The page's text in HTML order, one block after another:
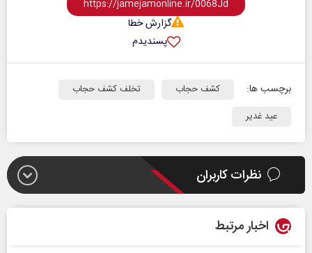
گزارش خطا
پسندیدم
برچسب ها: کشف حجاب
تخلف کشف حجاب
عید غدیر
نظرات کاربران
اخبار مرتبط